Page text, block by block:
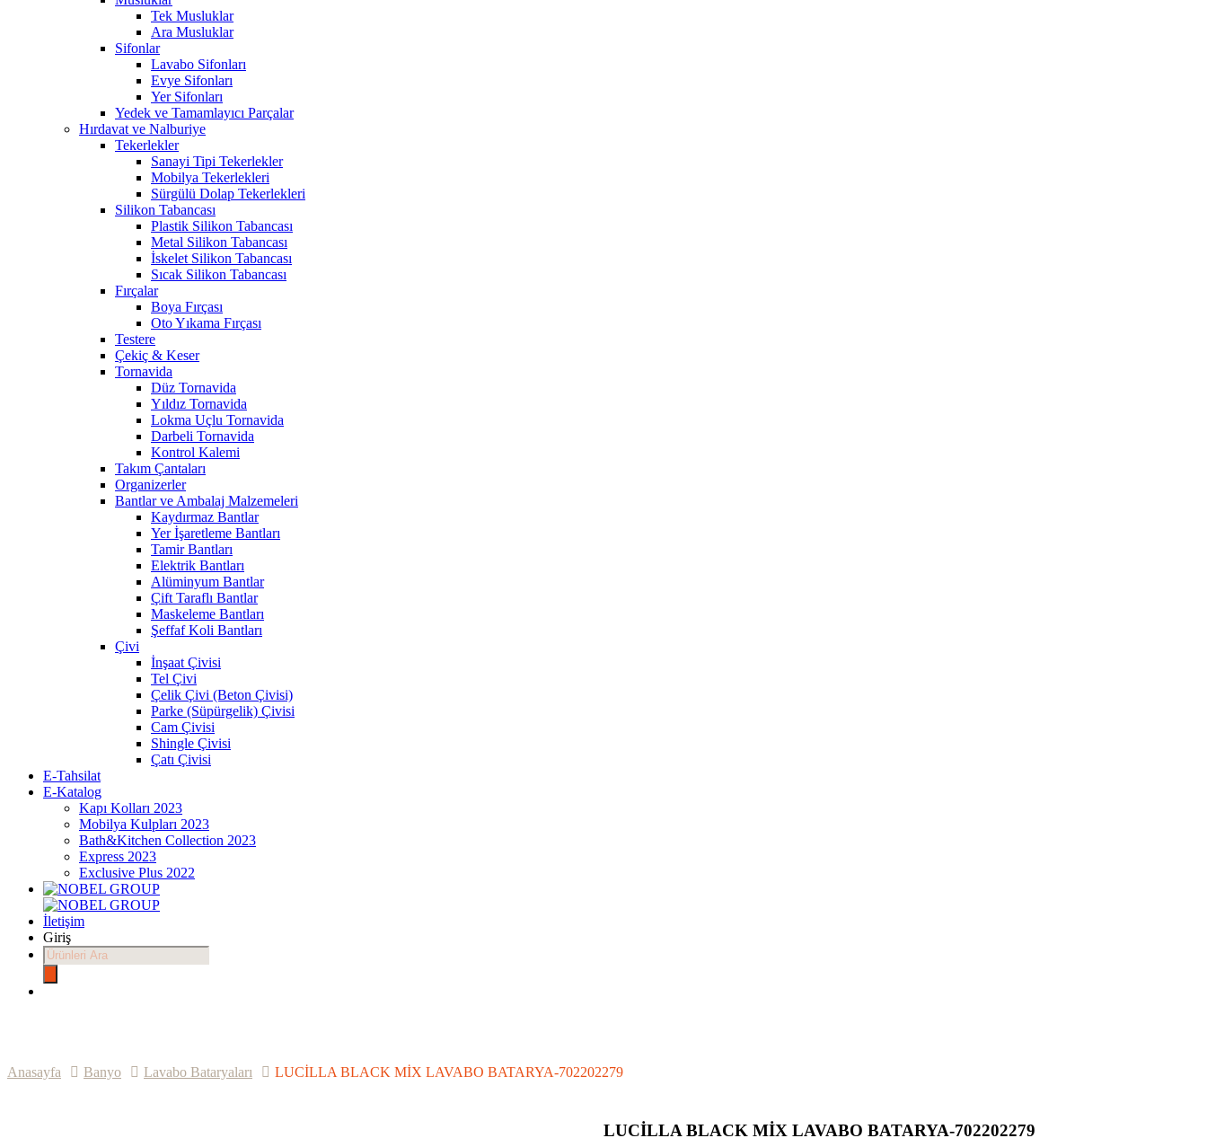
Tek Musluklar
Ara Musluklar
Sifonlar
Lavabo Sifonları
Evye Sifonları
Yer Sifonları
Yedek ve Tamamlayıcı Parçalar
Hırdavat ve Nalburiye
Tekerlekler
Sanayi Tipi Tekerlekler
Mobilya Tekerlekleri
Sürgülü Dolap Tekerlekleri
Silikon Tabancası
Plastik Silikon Tabancası
Metal Silikon Tabancası
İskelet Silikon Tabancası
Sıcak Silikon Tabancası
Fırçalar
Boya Fırçası
Oto Yıkama Fırçası
Testere
Çekiç & Keser
Tornavida
Düz Tornavida
Yıldız Tornavida
Lokma Uçlu Tornavida
Darbeli Tornavida
Kontrol Kalemi
Takım Çantaları
Organizerler
Bantlar ve Ambalaj Malzemeleri
Kaydırmaz Bantlar
Yer İşaretleme Bantları
Tamir Bantları
Elektrik Bantları
Alüminyum Bantlar
Çift Taraflı Bantlar
Maskeleme Bantları
Şeffaf Koli Bantları
Çivi
İnşaat Çivisi
Tel Çivi
Çelik Çivi (Beton Çivisi)
Parke (Süpürgelik) Çivisi
Cam Çivisi
Shingle Çivisi
Çatı Çivisi
E-Tahsilat
E-Katalog
Kapı Kolları 2023
Mobilya Kulpları 2023
Bath&Kitchen Collection 2023
Express 2023
Exclusive Plus 2022
İletişim
Giriş
Products
search
Anasayfa Banyo Lavabo Bataryaları LUCİLLA BLACK MİX LAVABO BATARYA-702202279
LUCİLLA BLACK MİX LAVABO BATARYA-702202279